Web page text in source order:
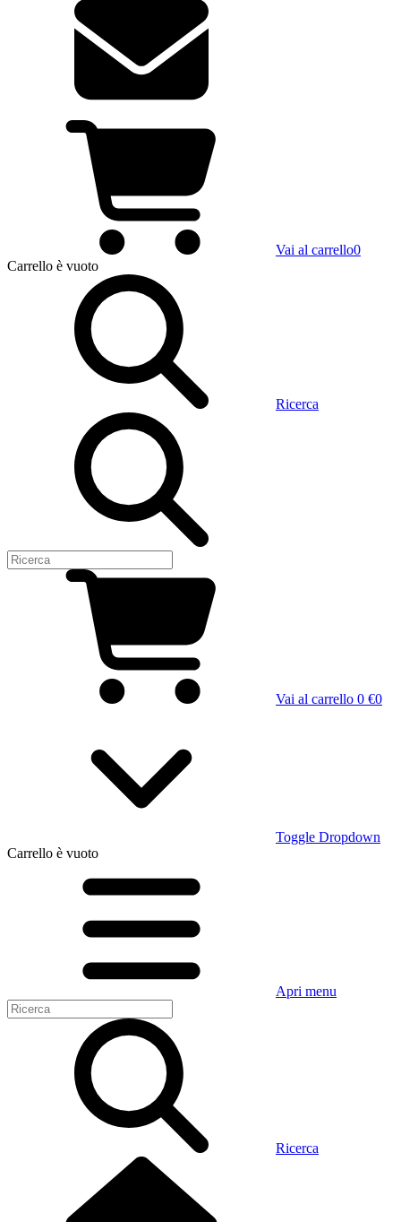
Vai al carrello0
Carrello è vuoto
Ricerca
Vai al carrello 0 €0
Toggle Dropdown
Carrello è vuoto
Apri menu
Ricerca